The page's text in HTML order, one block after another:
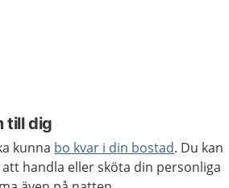
till dig
kunna bo kvar i din bostad. Du kan
handla eller sköta din personliga